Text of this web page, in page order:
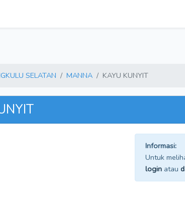
SELATAN MANNA KAYU KUNYIT
Informasi:
Untuk
login atau